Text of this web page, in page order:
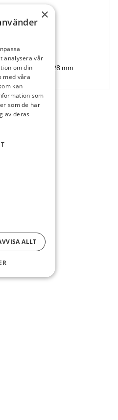
Nr 1–6, RUA, 28 mm
×
analysera vår
om din
med våra
kan
som
som de har
av deras
ALLT